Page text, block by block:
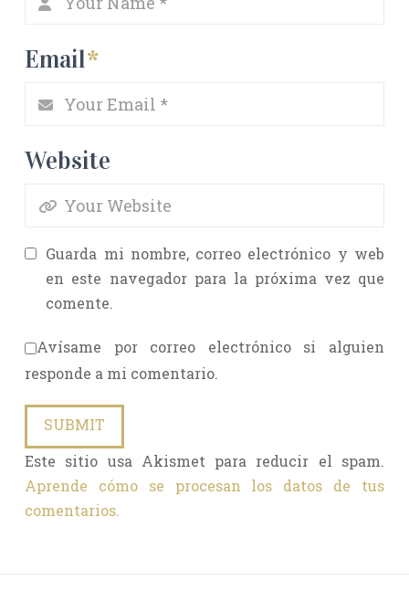
Email*
Website
Guarda mi nombre, correo electrónico y web
en este navegador para la próxima vez que
comente.
Avísame por correo electrónico si alguien
responde a mi comentario.
Este sitio usa Akismet para reducir el spam.
Aprende cómo se procesan los datos de tus
comentarios.